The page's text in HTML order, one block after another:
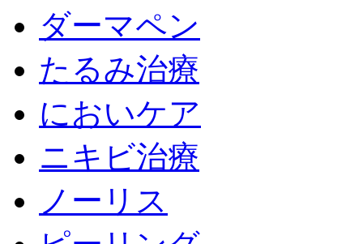
ダーマペン
たるみ治療
においケア
ニキビ治療
ノーリス